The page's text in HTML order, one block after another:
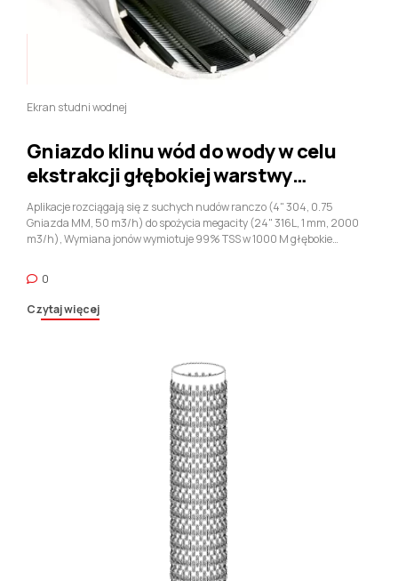
Ekran studni wodnej
0
Gniazdo klinu wód do wody w celu
ekstrakcji głębokiej warstwy
wodonośnej
Aplikacje rozciągają się z suchych nudów ranczo (4" 304, 0.75
Gniazda MM, 50 m3/h) do spożycia megacity (24" 316L, 1 mm, 2000
m3/h), Wymiana jonów wymiotuje 99% TSS w 1000 M głębokie
kwaśnych, CSCC zero i 10% H₂s. Remediation Pigers filtruje pióropusze
LZO, Kuty geotermalne trwają 150 ° C skale krzemionki. Domowy 2"
Wybmyki wystarczą płytki, Ale głębokie nakazują ścięgna ze stali
nierdzewnej. Światowy 40% Wells wykorzystują te, FPOY SDG6.
Czytaj więcej